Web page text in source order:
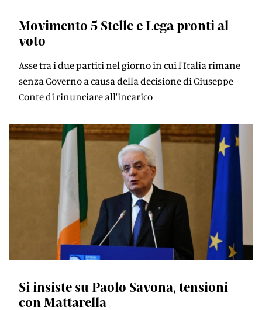
Movimento 5 Stelle e Lega pronti al
voto
Asse tra i due partiti nel giorno in cui l'Italia rimane
senza Governo a causa della decisione di Giuseppe
Conte di rinunciare all'incarico
Si insiste su Paolo Savona, tensioni
con Mattarella